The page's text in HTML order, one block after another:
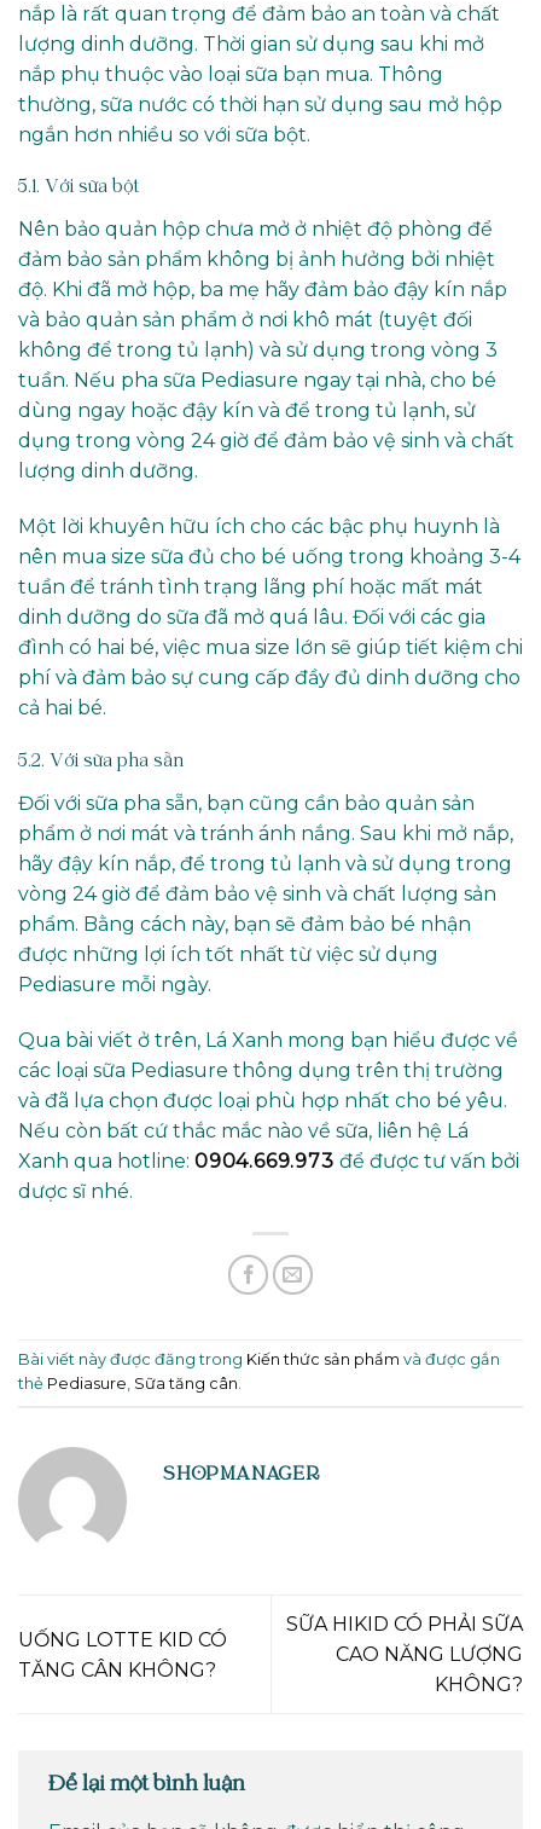
nắp là rất quan trọng để đảm bảo an toàn và chất
lượng dinh dưỡng. Thời gian sử dụng sau khi mở
nắp phụ thuộc vào loại sữa bạn mua. Thông
thường, sữa nước có thời hạn sử dụng sau mở hộp
ngắn hơn nhiều so với sữa bột.
5.1. Với sữa bột
Nên bảo quản hộp chưa mở ở nhiệt độ phòng để
đảm bảo sản phẩm không bị ảnh hưởng bởi nhiệt
độ. Khi đã mở hộp, ba mẹ hãy đảm bảo đậy kín nắp
và bảo quản sản phẩm ở nơi khô mát (tuyệt đối
không để trong tủ lạnh) và sử dụng trong vòng 3
tuần. Nếu pha sữa Pediasure ngay tại nhà, cho bé
dùng ngay hoặc đậy kín và để trong tủ lạnh, sử
dụng trong vòng 24 giờ để đảm bảo vệ sinh và chất
lượng dinh dưỡng.
Một lời khuyên hữu ích cho các bậc phụ huynh là
nên mua size sữa đủ cho bé uống trong khoảng 3-4
tuần để tránh tình trạng lãng phí hoặc mất mát
dinh dưỡng do sữa đã mở quá lâu. Đối với các gia
đình có hai bé, việc mua size lớn sẽ giúp tiết kiệm chi
phí và đảm bảo sự cung cấp đầy đủ dinh dưỡng cho
cả hai bé.
5.2. Với sữa pha sẵn
Đối với sữa pha sẵn, bạn cũng cần bảo quản sản
phẩm ở nơi mát và tránh ánh nắng. Sau khi mở nắp,
hãy đậy kín nắp, để trong tủ lạnh và sử dụng trong
vòng 24 giờ để đảm bảo vệ sinh và chất lượng sản
phẩm. Bằng cách này, bạn sẽ đảm bảo bé nhận
được những lợi ích tốt nhất từ việc sử dụng
Pediasure mỗi ngày.
Qua bài viết ở trên, Lá Xanh mong bạn hiểu được về
các loại sữa Pediasure thông dụng trên thị trường
và đã lựa chọn được loại phù hợp nhất cho bé yêu.
Nếu còn bất cứ thắc mắc nào về sữa, liên hệ Lá
Xanh qua hotline: 0904.669.973 để được tư vấn bởi
dược sĩ nhé.
Bài viết này được đăng trong Kiến thức sản phẩm và được gắn
thẻ Pediasure, Sữa tăng cân.
SHOPMANAGER
UỐNG LOTTE KID CÓ
TĂNG CÂN KHÔNG?
SỮA HIKID CÓ PHẢI SỮA
CAO NĂNG LƯỢNG
KHÔNG?
Để lại một bình luận